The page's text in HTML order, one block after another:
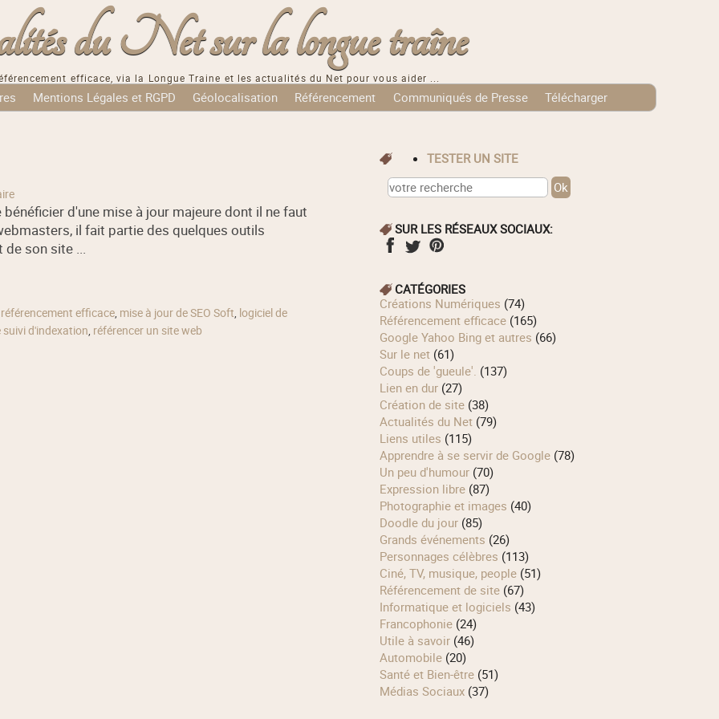
du Net sur la longue traîne
efficace, via la Longue Traine et les actualités du Net pour vous aider ...
Mentions Légales et RGPD Géolocalisation Référencement Communiqués de Presse
Télécharger
d'une mise à jour majeure dont il ne faut
il fait partie des quelques outils
son site ...
référencement efficace, mise à jour de SEO Soft, logiciel de
suivi d'indexation, référencer un site web
TESTER UN SITE
SUR LES RÉSEAUX SOCIAUX:
CATÉGORIES
Créations Numériques (74)
Référencement efficace(165)
Google Yahoo Bing et autres (66)
Sur le net(61)
Coups de 'gueule'. (137)
Lien en dur(27)
Création de site(38)
Actualités du Net(79)
Liens utiles (115)
Apprendre à se servir de Google(78)
Un peu d'humour(70)
Expression libre(87)
Photographie et images (40)
Doodle du jour(85)
Grands événements (26)
Personnages célèbres (113)
Ciné, TV, musique, people(51)
Référencement de site(67)
Informatique et logiciels (43)
Francophonie(24)
Utile à savoir(46)
Automobile(20)
Santé et Bien-être(51)
Médias Sociaux(37)